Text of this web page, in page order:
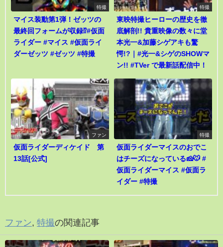
特撮
マイス装動第1弾！ゼッツの
最終回フォームが収録⁉︎#仮面
ライダー #マイス #仮面ライ
ダーゼッツ #ゼッツ #特撮
特撮
東映特撮ヒーローの歴史を徹
底解剖!! 貴重映像の数々に堂
本光一&加藤シゲアキも驚
愕!?｜#光一&シゲのSHOWマ
ン!! #TVer で最新話配信中！
ファン
仮面ライダーディケイド 第
13話[公式]
特撮
仮面ライダーマイスのおでこ
はチーズになっている🧀🐭 #
仮面ライダーマイス #仮面ラ
イダー #特撮
ファン, 特撮の関連記事